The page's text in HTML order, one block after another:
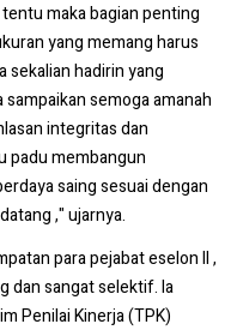
maka bagian penting
yang memang harus
sekalian hadirin yang
semoga amanah
integritas dan
padu membangun
saing sesuai dengan
," ujarnya.
para pejabat eselon II ,
dan sangat selektif. Ia
Penilai Kinerja (TPK)